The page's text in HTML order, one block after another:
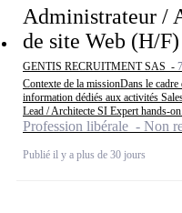
Administrateur /
de site Web (H/F)
GENTIS RECRUITMENT SAS -
Contexte de la missionDans le
information dédiés aux activités
Lead / Architecte SI Expert hands-on.
Profession libérale - Non
Publié il y a plus de 30 jours